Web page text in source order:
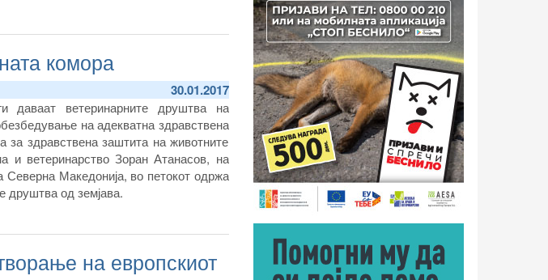
комора
30.01.2017
даваат ветеринарните друштва на
на адекватна здравствена
за здравствена заштита на животните
и ветеринарство Зоран Атанасов, на
Северна Македонија, во петокот одржа
друштва од земјава.
на европскиот